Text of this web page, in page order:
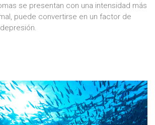
se presentan con una intensidad más
puede convertirse en un factor de